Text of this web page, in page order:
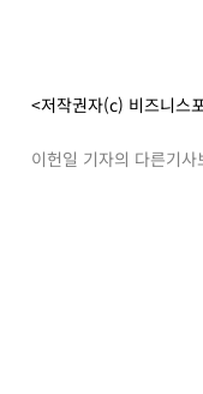
<저작권자(c) 비즈니스
이헌일 기자의 다른기사